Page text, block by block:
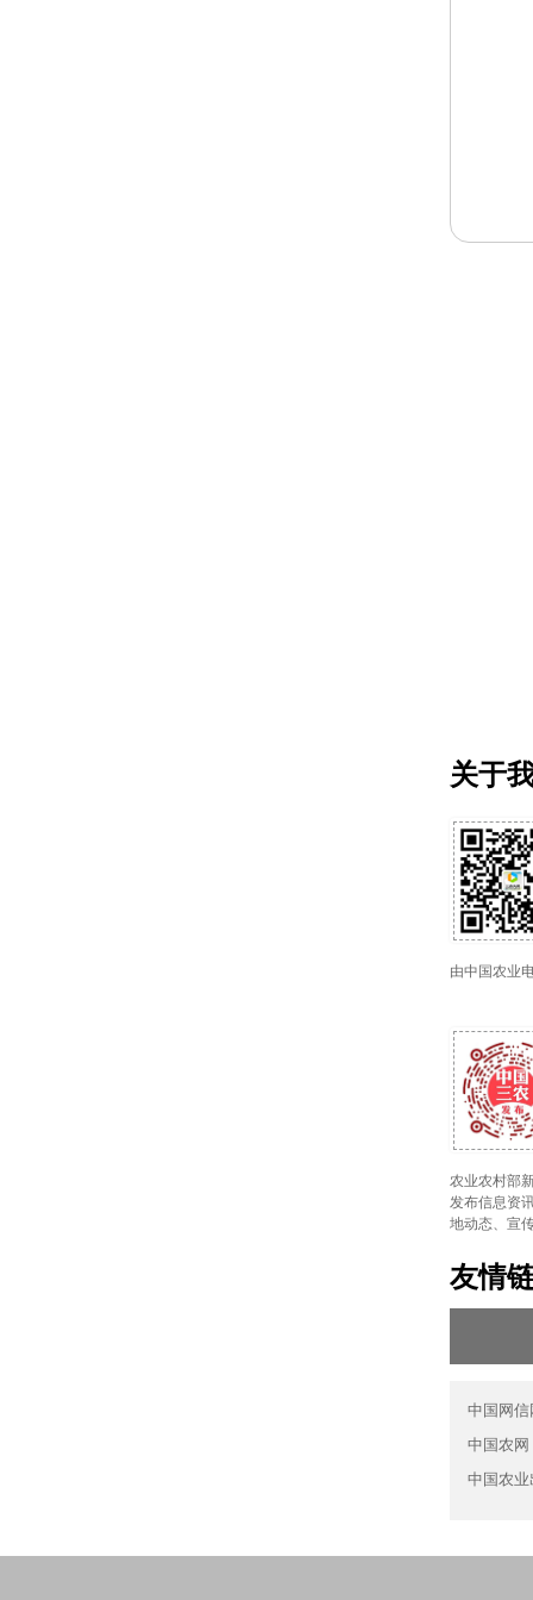
关于
由中国农业
农业农村部
发布信息资
地动态、宣
友情
中国网信
中国农网
中国农业